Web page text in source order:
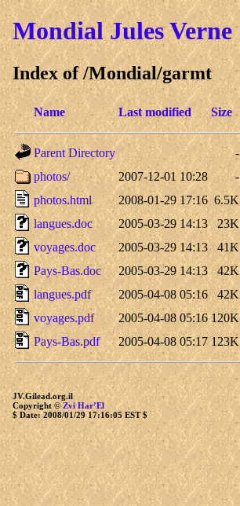
Mondial Jules Verne
Index of /Mondial/garmt
Name Last modified Size
Parent Directory
-
photos/
2007-12-01 10:28 -
photos.html
2008-01-29 17:16 6.5K
langues.doc
2005-03-29 14:13 23K
voyages.doc
2005-03-29 14:13 41K
Pays-Bas.doc
2005-03-29 14:13 42K
langues.pdf
2005-04-08 05:16 42K
voyages.pdf
2005-04-08 05:16 120K
Pays-Bas.pdf
2005-04-08 05:17 123K
JV.Gilead.org.il
Copyright ©Zvi Har’El
$ Date: 2008/01/29 17:16:05 EST $